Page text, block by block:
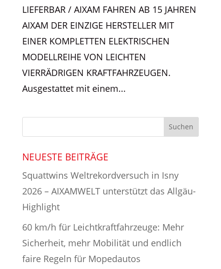
LIEFERBAR / AIXAM FAHREN AB 15 JAHREN
AIXAM DER EINZIGE HERSTELLER MIT
EINER KOMPLETTEN ELEKTRISCHEN
MODELLREIHE VON LEICHTEN
VIERRÄDRIGEN KRAFTFAHRZEUGEN.
Ausgestattet mit einem...
NEUESTE BEITRÄGE
Squattwins Weltrekordversuch in Isny
2026 – AIXAMWELT unterstützt das Allgäu-
Highlight
60 km/h für Leichtkraftfahrzeuge: Mehr
Sicherheit, mehr Mobilität und endlich
faire Regeln für Mopedautos